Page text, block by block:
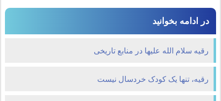
در ادامه بخوانید
رقیه سلام الله علیها در منابع تاریخی
رقیه، تنها یک کودک خردسال نیست